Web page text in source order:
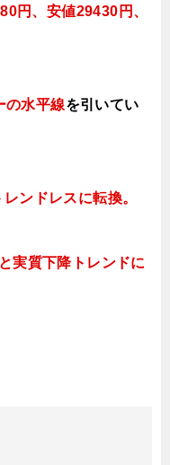
円、安値29430 円、
の水平線を引いてい
ンドレスに転換。
実質下降トレンドに